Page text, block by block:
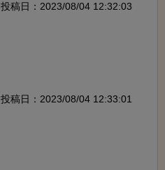
投稿日：2023/08/04 12:32:03
投稿日：2023/08/04 12:33:01